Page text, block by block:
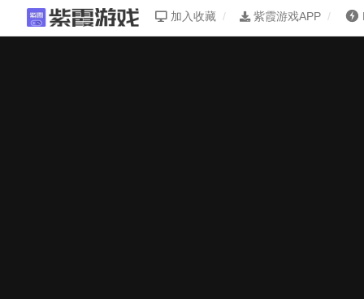
加入收藏 紫霞游戏APP